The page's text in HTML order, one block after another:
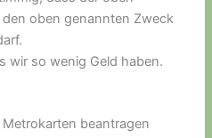
oben genannten Zweck
wir so wenig Geld haben.
beantragen